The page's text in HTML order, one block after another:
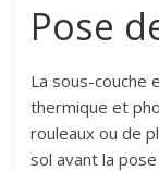
Pose
La sous-couche
thermique et
rouleaux ou de
sol avant la